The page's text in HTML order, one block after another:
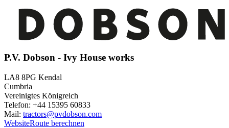
P.V. Dobson - Ivy House works
LA8 8PG Kendal
Cumbria
Vereinigtes Königreich
Telefon: +44 15395 60833
Mail: tractors@pvdobson.com
WebsiteRoute berechnen